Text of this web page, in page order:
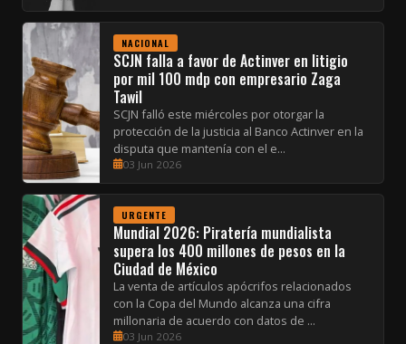
NACIONAL
SCJN falla a favor de Actinver en litigio
por mil 100 mdp con empresario Zaga
Tawil
SCJN falló este miércoles por otorgar la
protección de la justicia al Banco Actinver en la
disputa que mantenía con el e...
03 Jun 2026
URGENTE
Mundial 2026: Piratería mundialista
supera los 400 millones de pesos en la
Ciudad de México
La venta de artículos apócrifos relacionados
con la Copa del Mundo alcanza una cifra
millonaria de acuerdo con datos de ...
03 Jun 2026